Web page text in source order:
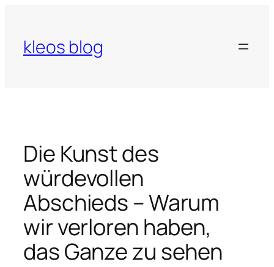
springen
kleos blog
Die Kunst des
würdevollen
Abschieds – Warum
wir verloren haben,
das Ganze zu sehen